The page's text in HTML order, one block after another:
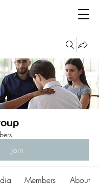
Join
Members About